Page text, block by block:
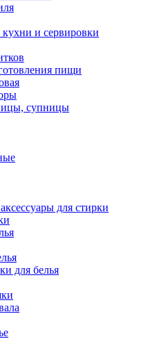
и сервировки
пищи
супницы
для стирки
для белья